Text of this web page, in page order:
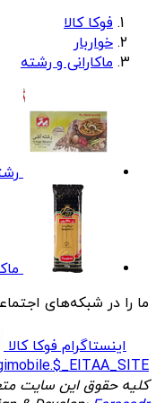
فوکا کالا
خواربار
ماکارانی و رشته
ما را در شبکه‌های
اینستاگرام فوکا کالا
کلیه حقوق این سایت